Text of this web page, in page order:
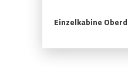
Einzelkabine